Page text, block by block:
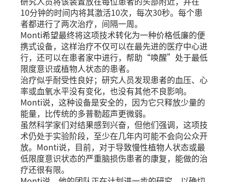
10分钟的时间内将其激活10次，每次30秒。每个患
者都进行了两次治疗，间隔一周。
Monti希望最终将这项技术转化为一种价格低廉的便
携式设备，这样治疗不仅可以在最先进的医疗中心进
行，还可以在患者家中进行，帮助“唤醒”处于最低
限度意识或植物人状态的患者。
治疗似乎耐受性良好；研究人员发现患者的血压、心
率或血氧水平没有变化，也没有其他不良影响。
Monti说，这种设备是安全的，因为它只释放少量的
能量，比传统的多普勒超声更微弱。
虽然科学家们对结果感到兴奋，但他们强调，这项技
术仍处于实验阶段，至少在几年内可能不会向公众开
放。Monti说，目前，对于导致慢性植物人状态或最
低限度意识状态的严重脑损伤患者的康复，能做的治
疗还很有限。